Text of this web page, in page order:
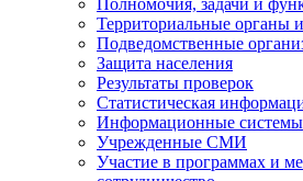
Полномочия, задачи и
Территориальные органы
Подведомственные
Защита населения
Результаты проверок
Статистическая
Информационные системы
Учрежденные СМИ
Участие в программах и